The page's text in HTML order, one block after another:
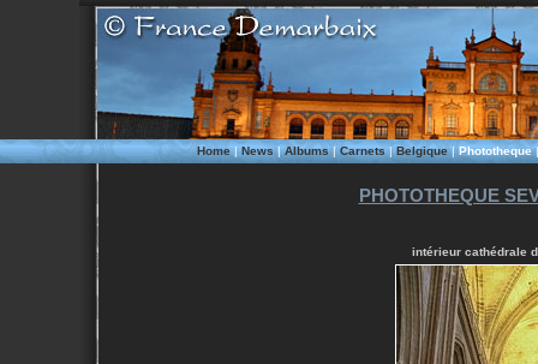
Home|News|Albums|Carnets|Belgique|Phototheque
PHOTOTHEQUE
intérieur cathédrale